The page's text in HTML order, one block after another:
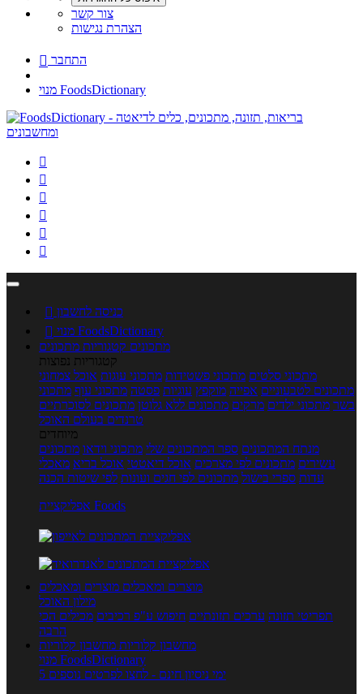
צור קשר
הצהרת נגישות
 התחבר
מנוי FoodsDictionary






 כניסה לחשבון

מנוי FoodsDictionary
מתכונים קטגוריות מתכונים
קטגוריות נפוצות
מתכוני סלטים מתכוני פשטידות מתכוני עוגות אוכל צמחוני
מתכונים לטבעוניים אפייה מוקפץ עוגיות פסטה מתכוני עוף מתכוני
בשר מתכוני ילדים מרקים מתכונים ללא גלוטן מתכונים לסוכרתיים
טרנדים בעולם האוכל
מיוחדים
מנתח המתכונים ספר המתכונים שלי מתכוני וידאו מתכונים
עשירים מתכונים לפי מצרכים אוכל דיאטטי אוכל בריא מאכלי
עדות ספרי בישול מתכונים לפי חגים ועונות לפי שיטות הכנה
אפליקציית Foods
מוצרים ומאכלים מוצרים ומאכלים
מילון האוכל
תפריטי תזונה ערכים תזונתיים חיפוש ע"פ רכיבים מכילים הכי
הרבה
מחשבון קלוריות מחשבון קלוריות
מנוי FoodsDictionary
5 ימי ניסיון חינם - לחצו לפרטים נוספים